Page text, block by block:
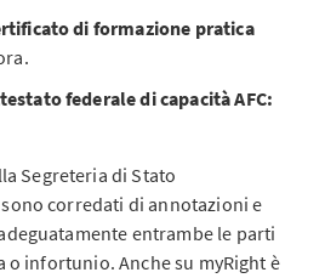
di formazione pratica
federale di capacità AFC:
Segreteria di Stato
sono corredati di annotazioni e
entrambe le parti
o infortunio. Anche su myRight è